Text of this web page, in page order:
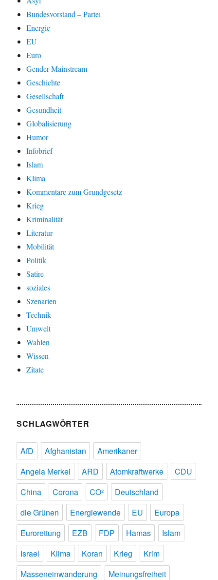
Bundesvorstand – Partei
Energie
EU
Euro
Gender Mainstream
Geschichte
Gesellschaft
Gesundheit
Globalisierung
Humor
Infobrief
Islam
Klima
Kommentare zum Grundgesetz
Krieg
Kriminalität
Literatur
Mobilität
Politik
Satire
soziales
Szenarien
Technik
Umwelt
Wahlen
Wissen
Zitate
SCHLAGWÖRTER
AfD Afghanistan
Amerikaner
Angela Merkel
ARD Atomkraftwerke
CDU
China
Corona CO²
Deutschland
die Grünen
Energiewende EU
Europa
Eurorettung
EZB FDP Hamas
Islam
Israel
Klima Koran Krieg
Krim
Masseneinwanderung
Meinungsfreiheit